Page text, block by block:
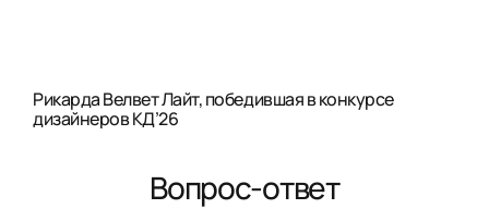
Рикарда Велвет Лайт, победившая в конкурсе
дизайнеров КД’26
Вопрос-ответ